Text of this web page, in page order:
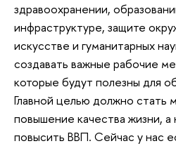
здравоохранении,
инфраструктуре, защите
искусстве и гуманитарных
создавать важные рабочие
которые будут полезны для
Главной целью должно стать
повышение качества жизни,
повысить ВВП. Сейчас у нас